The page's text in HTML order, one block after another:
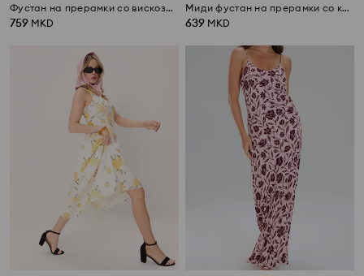
Фустан на прерамки со вискоза и мешавина од лен
759 MKD
Миди фустан на прерамки со карнер со цветен дезен
639 MKD